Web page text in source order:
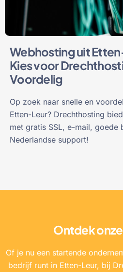
Webhosting uit
Kies voor
Voordelig
Op zoek naar snelle en
Etten-Leur? Drechthosting
met gratis SSL, e-mail, goede
Nederlandse support!
Ontdek
Of je nu een startende
bedrijf runt in Etten-Leur, bij